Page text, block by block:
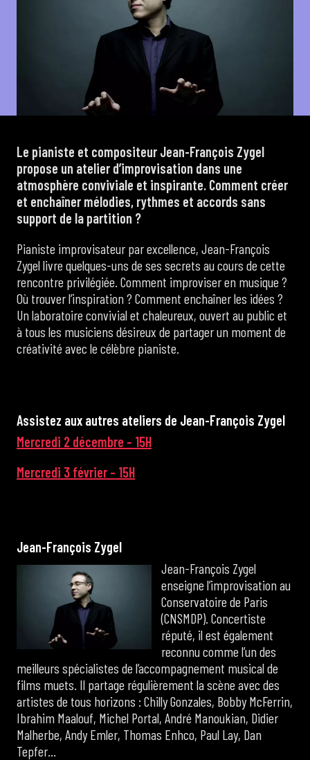
Concerts de midi et demi
Scolaires / Pass Culture
Piano Solo Jazz
La salle
L’événementiel
Les contacts
Le pianiste et compositeur Jean-François Zygel
propose un atelier d’improvisation dans une
atmosphère conviviale et inspirante. Comment créer
et enchaîner mélodies, rythmes et accords sans
support de la partition ?
Pianiste improvisateur par excellence, Jean-François
Zygel livre quelques-uns de ses secrets au cours de cette
rencontre privilégiée. Comment improviser en musique ?
Où trouver l’inspiration ? Comment enchaîner les idées ?
Un laboratoire convivial et chaleureux, ouvert au public et
à tous les musiciens désireux de partager un moment de
créativité avec le célèbre pianiste.
Assistez aux autres ateliers de Jean-François Zygel
Mercredi 2 décembre – 15H
Mercredi 3 février – 15H
Jean-François Zygel
Jean-François Zygel
enseigne l’improvisation au
Conservatoire de Paris
(CNSMDP). Concertiste
réputé, il est également
reconnu comme l’un des
meilleurs spécialistes de l’accompagnement musical de
films muets. Il partage régulièrement la scène avec des
artistes de tous horizons : Chilly Gonzales, Bobby McFerrin,
Ibrahim Maalouf, Michel Portal, André Manoukian, Didier
Malherbe, Andy Emler, Thomas Enhco, Paul Lay, Dan
Tepfer…